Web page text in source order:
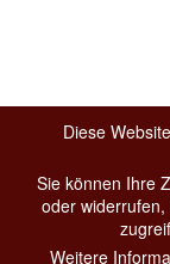
Diese
Sie können Ihre
oder
Weitere